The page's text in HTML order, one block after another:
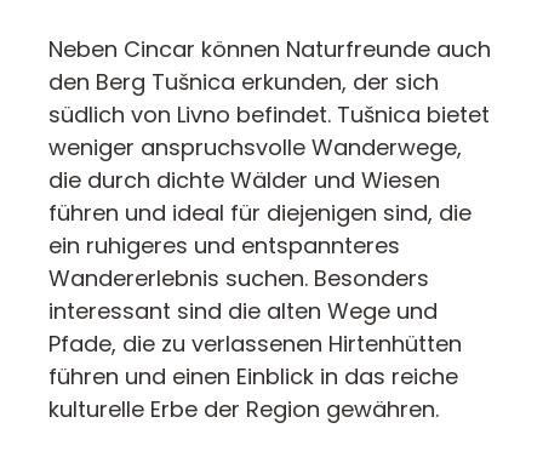
Neben Cincar können Naturfreunde auch
den Berg Tušnica erkunden, der sich
südlich von Livno befindet. Tušnica bietet
weniger anspruchsvolle Wanderwege,
die durch dichte Wälder und Wiesen
führen und ideal für diejenigen sind, die
ein ruhigeres und entspannteres
Wandererlebnis suchen. Besonders
interessant sind die alten Wege und
Pfade, die zu verlassenen Hirtenhütten
führen und einen Einblick in das reiche
kulturelle Erbe der Region gewähren.